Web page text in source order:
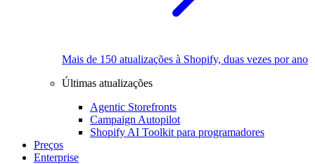
Mais de 150 atualizações à Shopify, duas vezes por ano
Últimas atualizações
Agentic Storefronts
Campaign Autopilot
Shopify AI Toolkit para programadores
Preços
Enterprise